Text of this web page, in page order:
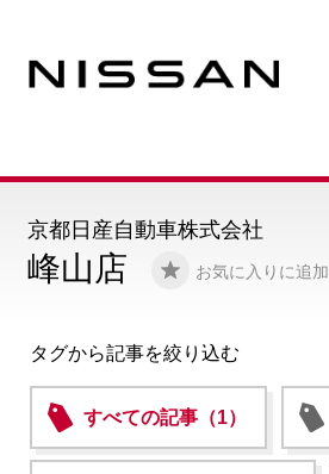
峰山店 お気に入りに追加
京都日産自動車株式会社
タグから記事を絞り込む
すべての記事（1）